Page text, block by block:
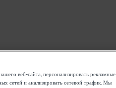
веб-сайта, персонализировать рекламные
сетей и анализировать сетевой трафик. Мы